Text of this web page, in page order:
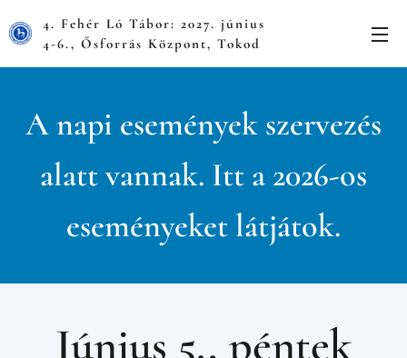
4. Fehér Ló Tábor: 2027. június
4-6., Ősforrás Központ, Tokod
A napi események szervezés
alatt vannak. Itt a 2026-os
eseményeket látjátok.
Június 5., péntek